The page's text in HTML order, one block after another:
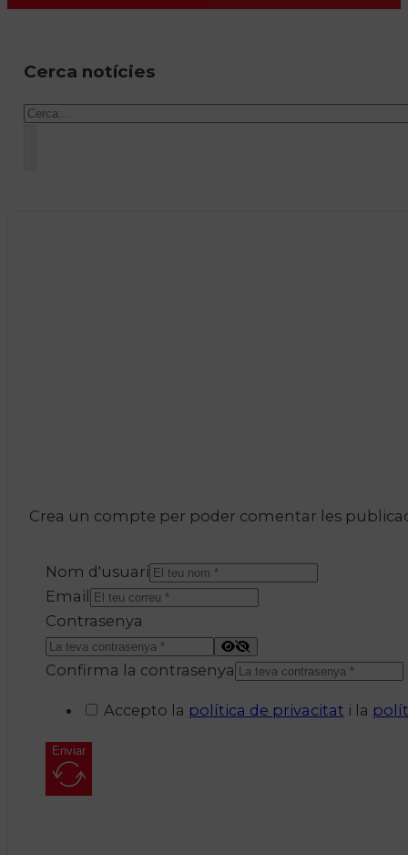
Cerca notícies
Cercar
Crea un compte per poder comentar les
Nom d'usuari
Email
Contrasenya
Confirma la contrasenya
Accepto la política de privacitat i la
Enviar